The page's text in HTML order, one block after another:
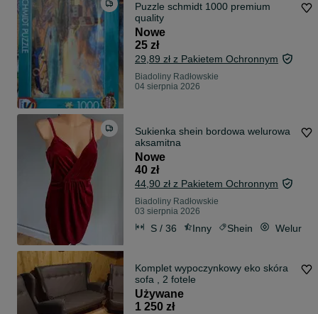
Puzzle schmidt 1000 premium
quality
Nowe
25 zł
29,89 zł z Pakietem Ochronnym
Biadoliny Radłowskie
04 sierpnia 2026
Sukienka shein bordowa welurowa
aksamitna
Nowe
40 zł
44,90 zł z Pakietem Ochronnym
Biadoliny Radłowskie
03 sierpnia 2026
S / 36 Inny Shein Welur
Komplet wypoczynkowy eko skóra
sofa , 2 fotele
Używane
1 250 zł